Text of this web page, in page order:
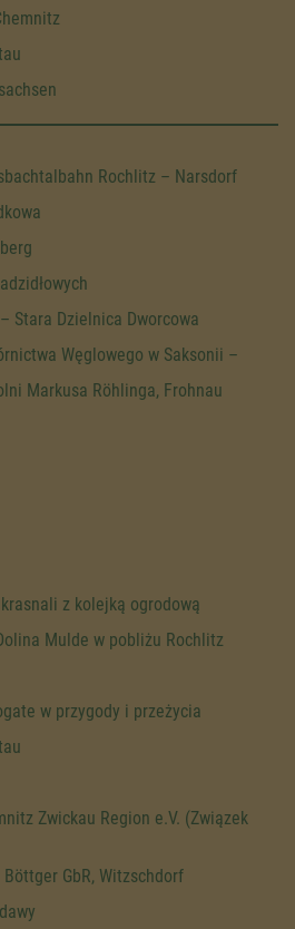
Rochlitz – Narsdorf
Stara Dzielnica Dworcowa
Węglowego w Saksonii –
Markusa Röhlinga, Frohnau
z kolejką ogrodową
Mulde w pobliżu Rochlitz
w przygody i przeżycia
Zwickau Region e.V. (Związek
GbR, Witzschdorf